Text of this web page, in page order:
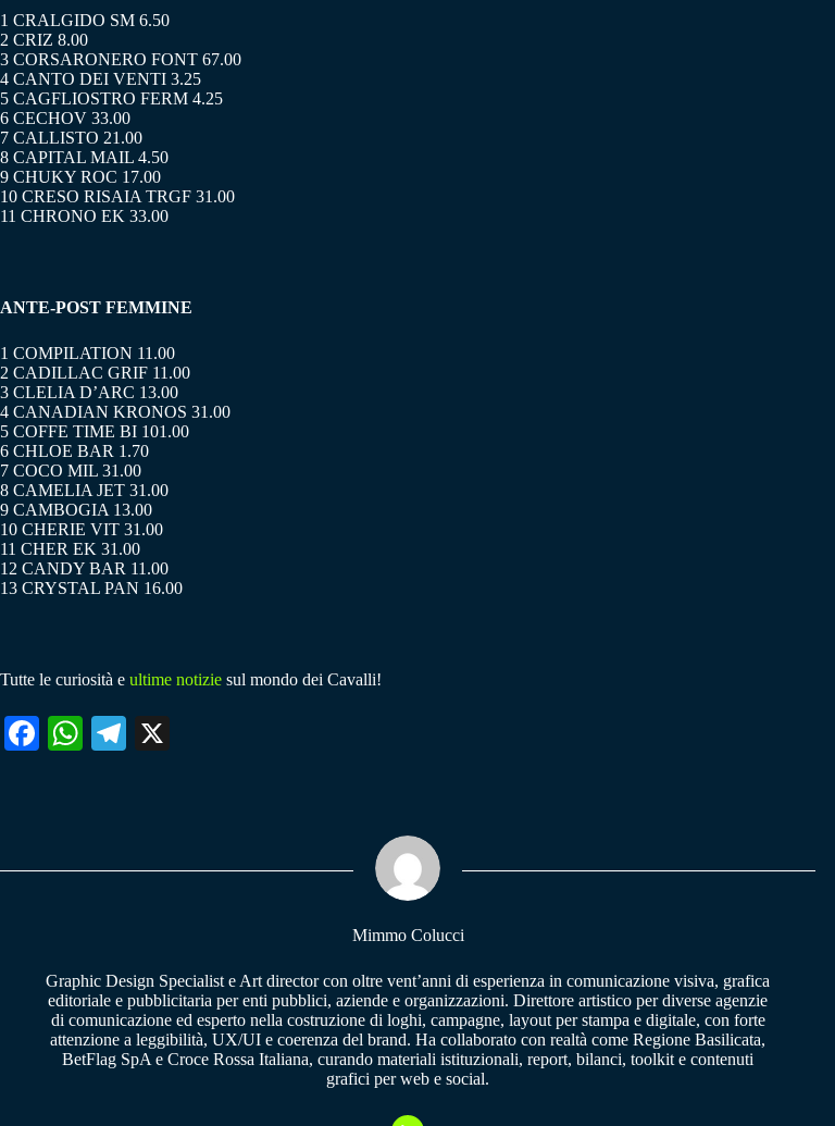
1 CRALGIDO SM 6.50
2 CRIZ 8.00
3 CORSARONERO FONT 67.00
4 CANTO DEI VENTI 3.25
5 CAGFLIOSTRO FERM 4.25
6 CECHOV 33.00
7 CALLISTO 21.00
8 CAPITAL MAIL 4.50
9 CHUKY ROC 17.00
10 CRESO RISAIA TRGF 31.00
11 CHRONO EK 33.00
ANTE-POST FEMMINE
1 COMPILATION 11.00
2 CADILLAC GRIF 11.00
3 CLELIA D’ARC 13.00
4 CANADIAN KRONOS 31.00
5 COFFE TIME BI 101.00
6 CHLOE BAR 1.70
7 COCO MIL 31.00
8 CAMELIA JET 31.00
9 CAMBOGIA 13.00
10 CHERIE VIT 31.00
11 CHER EK 31.00
12 CANDY BAR 11.00
13 CRYSTAL PAN 16.00
Tutte le curiosità e ultime notizie sul mondo dei Cavalli!
Fa W
pp
Te
m
Mimmo Colucci
Graphic Design Specialist e Art director con oltre vent’anni di esperienza in comunicazione visiva, grafica
editoriale e pubblicitaria per enti pubblici, aziende e organizzazioni. Direttore artistico per diverse agenzie
di comunicazione ed esperto nella costruzione di loghi, campagne, layout per stampa e digitale, con forte
attenzione a leggibilità, UX/UI e coerenza del brand. Ha collaborato con realtà come Regione Basilicata,
BetFlag SpA e Croce Rossa Italiana, curando materiali istituzionali, report, bilanci, toolkit e contenuti
grafici per web e social.